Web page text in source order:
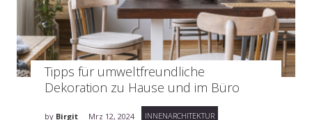
Tipps für umweltfreundliche
Dekoration zu Hause und im Büro
by Birgit Mrz 12, 2024 INNENARCHITEKTUR